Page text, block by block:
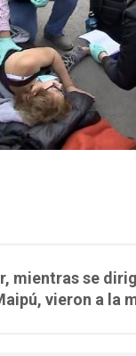
mientras se
vieron a la